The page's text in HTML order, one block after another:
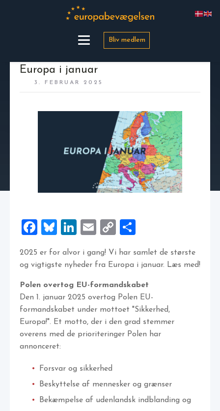
Bliv medlem
Europa i januar
3. FEBRUAR 2025
Facebook
Bluesky
LinkedIn
EmailCopy
2025 er for alvor i gang! Vi har samlet de største
og vigtigste nyheder fra Europa i januar. Læs med!
Polen overtog EU-formandskabet
Den 1. januar 2025 overtog Polen EU-
formandskabet under mottoet "Sikkerhed,
Europa!". Et motto, der i den grad stemmer
overens med de prioriteringer Polen har
annonceret:
Forsvar og sikkerhed
Beskyttelse af mennesker og grænser
Bekæmpelse af udenlandsk indblanding og